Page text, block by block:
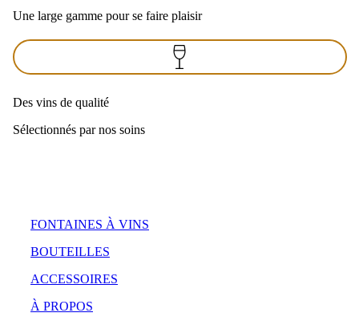
Une large gamme pour se faire plaisir
Des vins de qualité
Sélectionnés par nos soins
FONTAINES À VINS
BOUTEILLES
ACCESSOIRES
À PROPOS